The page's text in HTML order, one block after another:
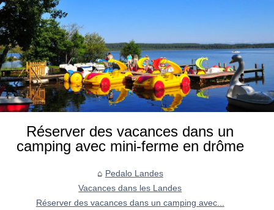
Réserver des vacances dans un
camping avec mini-ferme en drôme
Pedalo Landes
Vacances dans les Landes
Réserver des vacances dans un camping avec...